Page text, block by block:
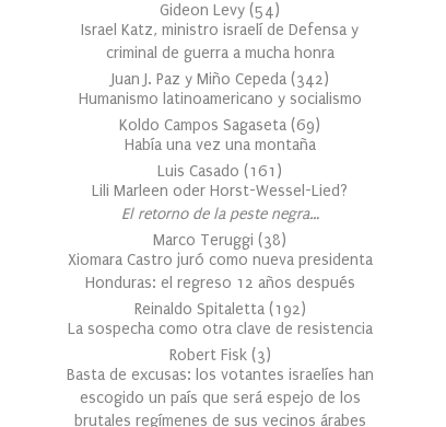
Gideon Levy (54)
Israel Katz, ministro israelí de Defensa y
criminal de guerra a mucha honra
Juan J. Paz y Miño Cepeda (342)
Humanismo latinoamericano y socialismo
Koldo Campos Sagaseta (69)
Había una vez una montaña
Luis Casado (161 )
Lili Marleen oder Horst-Wessel-Lied?
El retorno de la peste negra…
Marco Teruggi (38)
Xiomara Castro juró como nueva presidenta
Honduras: el regreso 12 años después
Reinaldo Spitaletta (192)
La sospecha como otra clave de resistencia
Robert Fisk (3)
Basta de excusas: los votantes israelíes han
escogido un país que será espejo de los
brutales regímenes de sus vecinos árabes